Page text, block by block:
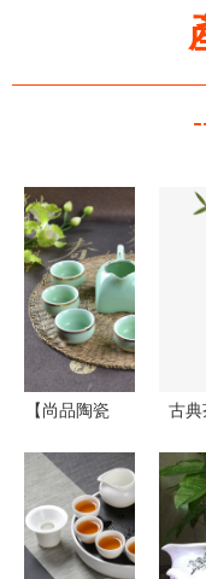
【尚品陶瓷
高檔商務饋
贈禮品茶具
龍泉青瓷仿
古典
材免
_psd
熊貓